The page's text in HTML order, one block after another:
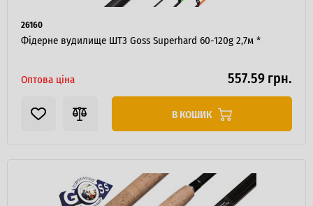
26160
Фідерне вудилище ШТ3 Goss Superhard 60-120g 2,7м *
Оптова ціна 557.59 грн.
В КОШИК